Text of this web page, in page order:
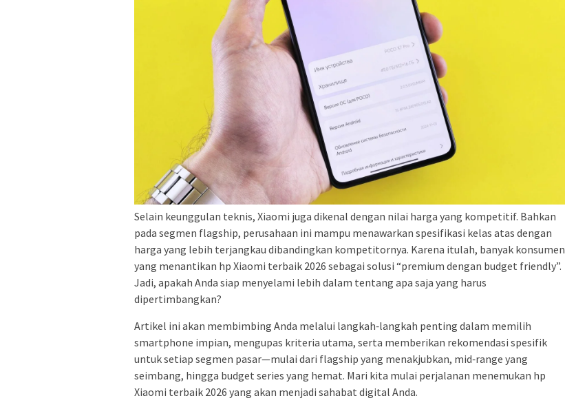
Selain keunggulan teknis, Xiaomi juga dikenal dengan nilai harga yang kompetitif. Bahkan
pada segmen flagship, perusahaan ini mampu menawarkan spesifikasi kelas atas dengan
harga yang lebih terjangkau dibandingkan kompetitornya. Karena itulah, banyak konsumen
yang menantikan hp Xiaomi terbaik 2026 sebagai solusi “premium dengan budget friendly”.
Jadi, apakah Anda siap menyelami lebih dalam tentang apa saja yang harus
dipertimbangkan?
Artikel ini akan membimbing Anda melalui langkah‑langkah penting dalam memilih
smartphone impian, mengupas kriteria utama, serta memberikan rekomendasi spesifik
untuk setiap segmen pasar—mulai dari flagship yang menakjubkan, mid‑range yang
seimbang, hingga budget series yang hemat. Mari kita mulai perjalanan menemukan hp
Xiaomi terbaik 2026 yang akan menjadi sahabat digital Anda.